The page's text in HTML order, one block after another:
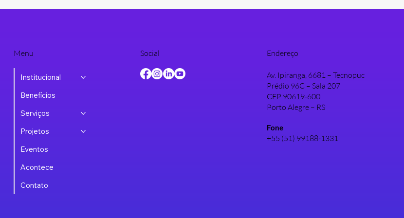
Menu
Institucional
Benefícios
Serviços
Projetos
Eventos
Acontece
Contato
Social Endereço
Av. Ipiranga, 6681 – Tecnopuc
Prédio 96C – Sala 207
CEP 90619-600
Porto Alegre – RS
Fone
+55 (51) 99188-1331